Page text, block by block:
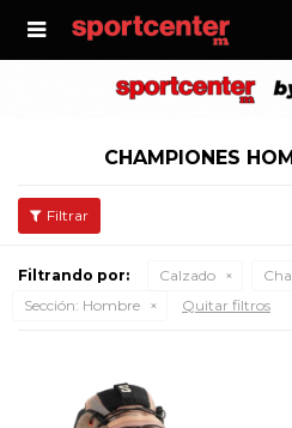

CHAMPIONES
Filtrando por: Calzado
Sección: Hombre Quitar filtros